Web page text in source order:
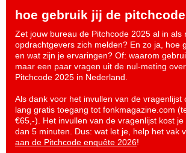
hoe gebruik jij de
Zet jouw bureau de Pitchcode 2025 al in als
opdrachtgevers zich melden? En zo ja, hoe
en wat zijn je ervaringen? Of: waarom
maar een paar vragen uit de nul-meting
Pitchcode 2025 in Nederland.
Als dank voor het invullen van de vragenlijst
lang gratis toegang tot fonkmagazine.com
€65,-). Het invullen van de vragenlijst kost
dan 5 minuten. Dus: wat let je, help het vak
aan de Pitchcode enquête 2026!